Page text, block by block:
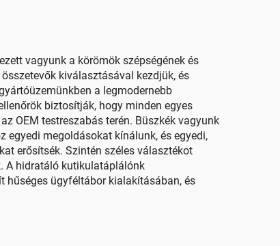
vagyunk a körömök szépségének és
kiválasztásával kezdjük, és
a legmodernebb
biztosítják, hogy minden egyes
OEM testreszabás terén. Büszkék vagyunk
egyedi megoldásokat kínálunk, és egyedi,
erősítsék. Szintén széles választékot
A hidratáló kutikulatáplálónk
hűséges ügyféltábor kialakításában, és